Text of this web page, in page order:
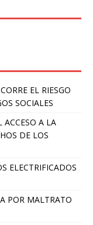
EL RIESGO
SOCIALES
ACCESO A LA
DE LOS
ELECTRIFICADOS
POR MALTRATO